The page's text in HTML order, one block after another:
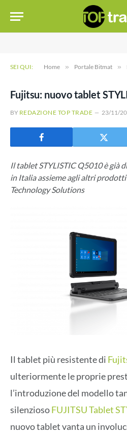
SEI QUI: Home » Portale Bitmat »
Fujitsu: nuovo tablet
BY REDAZIONE TOP TRADE 23/11/
Il tablet STYLISTIC Q5010 è già
in Italia assieme agli altri
Technology Solutions
Il tablet più resistente di
ulteriormente le proprie
l’introduzione del modello
silenziosoFUJITSU Tablet
nuovo tablet vanta un